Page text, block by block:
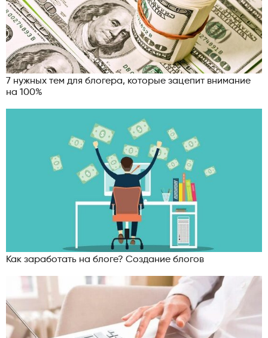
7 нужных тем для блогера, которые зацепит внимание
на 100%
Как заработать на блоге? Создание блогов